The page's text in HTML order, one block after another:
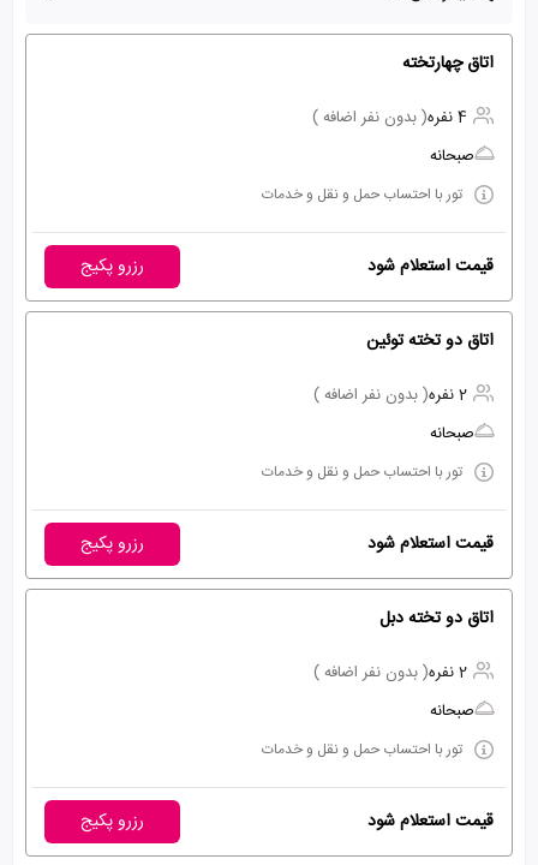
اتاق چهارتخته
4 نفره
( بدون نفر اضافه )
صبحانه
تور با احتساب حمل و نقل و خدمات
قیمت استعلام شود رزرو پکیج
اتاق دو تخته توئین
2 نفره
( بدون نفر اضافه )
صبحانه
تور با احتساب حمل و نقل و خدمات
قیمت استعلام شود رزرو پکیج
اتاق دو تخته دبل
2 نفره
( بدون نفر اضافه )
صبحانه
تور با احتساب حمل و نقل و خدمات
قیمت استعلام شود رزرو پکیج